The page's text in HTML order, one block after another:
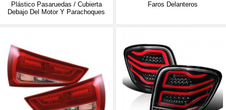
Plástico Pasaruedas / Cubierta
Debajo Del Motor Y Parachoques
Faros Delanteros